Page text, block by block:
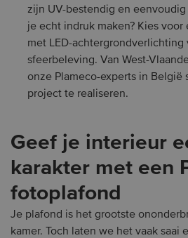
zijn UV-bestendig en eenvoudig
je echt indruk maken? Kies voor
met LED-achtergrondverlichting
sfeerbeleving. Van West-
onze Plameco-experts in België
project te realiseren.
Geef je interieur
karakter met een
fotoplafond
Je plafond is het grootste
kamer. Toch laten we het vaak saai